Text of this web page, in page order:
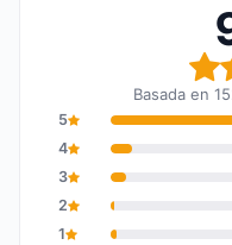
Basada en
5
4
3
2
1